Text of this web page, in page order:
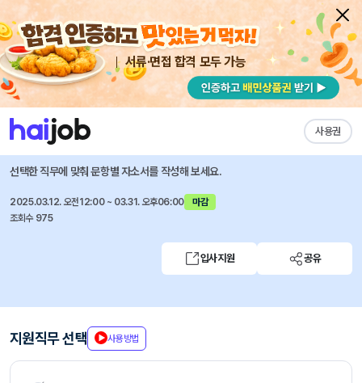
서류·면접 합격 모두 가능
사용권
채용공고 자소서 자유항목 자소서 내 작성목록
LG CNS 즐겨찾기
2025년 상반기 신입사원 채용
선택한 직무에 맞춰 문항별 자소서를 작성해 보세요.
2025.03.12. 오전12:00 ~ 03.31. 오후06:00
마감
조회수 975
입사지원 공유
지원직무 선택 사용방법